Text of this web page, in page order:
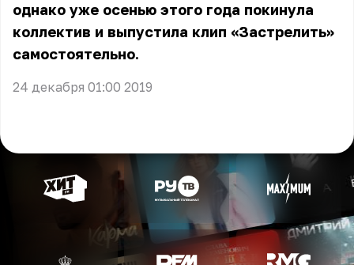
однако уже осенью этого года покинула
коллектив и выпустила клип «Застрелить»
самостоятельно.
24 декабря 01:00 2019